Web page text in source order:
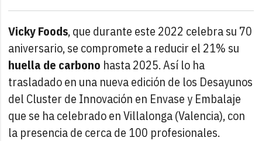
Vicky Foods, que durante este 2022 celebra su 70
aniversario, se compromete a reducir el 21% su
huella de carbono hasta 2025. Así lo ha
trasladado en una nueva edición de los Desayunos
del Cluster de Innovación en Envase y Embalaje
que se ha celebrado en Villalonga (Valencia), con
la presencia de cerca de 100 profesionales.